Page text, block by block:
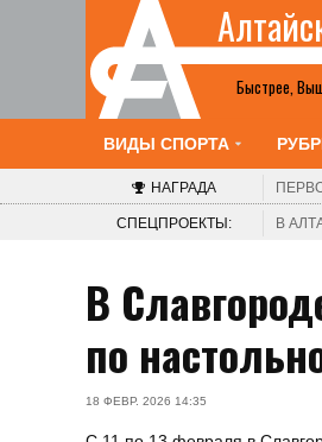
Быстрее,
Все анонсы
ВИДЫ СПОРТА
НАГРАДА
СПЕЦПРОЕКТЫ: В
В
по
18 ФЕВР. 2026 14:35